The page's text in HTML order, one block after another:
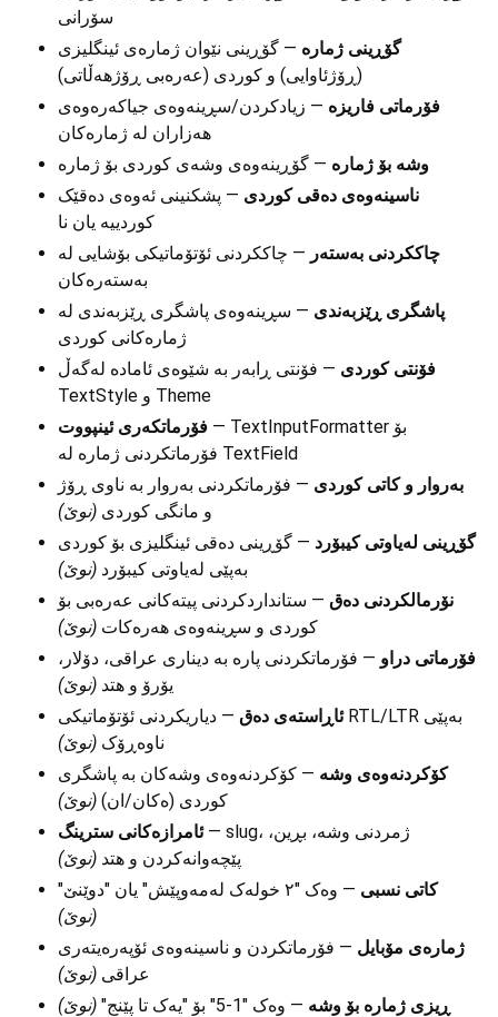
سۆرانی
گۆڕینی ژمارە — گۆڕینی نێوان ژمارەی ئینگلیزی
(ڕۆژئاوایی) و کوردی (عەرەبی ڕۆژهەڵاتی)
فۆرماتی فاریزە — زیادکردن/سڕینەوەی جیاکەرەوەی
هەزاران لە ژمارەکان
وشە بۆ ژمارە — گۆڕینەوەی وشەی کوردی بۆ ژمارە
ناسینەوەی دەقی کوردی — پشکنینی ئەوەی دەقێک
کوردییە یان نا
چاککردنی بەستەر — چاککردنی ئۆتۆماتیکی بۆشایی لە
بەستەرەکان
پاشگری ڕێزبەندی — سڕینەوەی پاشگری ڕێزبەندی لە
ژمارەکانی کوردی
فۆنتی کوردی — فۆنتی ڕابەر بە شێوەی ئامادە لەگەڵ
TextStyle و Theme
فۆرماتکەری ئینپووت — TextInputFormatter بۆ
فۆرماتکردنی ژمارە لە TextField
بەروار و کاتی کوردی — فۆرماتکردنی بەروار بە ناوی ڕۆژ
و مانگی کوردی (نوێ)
گۆڕینی لەیاوتی کیبۆرد — گۆڕینی دەقی ئینگلیزی بۆ کوردی
بەپێی لەیاوتی کیبۆرد (نوێ)
نۆرمالکردنی دەق — ستانداردکردنی پیتەکانی عەرەبی بۆ
کوردی و سڕینەوەی هەرەکات (نوێ)
فۆرماتی دراو — فۆرماتکردنی پارە بە دیناری عراقی، دۆلار،
یۆرۆ و هتد (نوێ)
ئاڕاستەی دەق — دیاریکردنی ئۆتۆماتیکی RTL/LTR بەپێی
ناوەڕۆک (نوێ)
کۆکردنەوەی وشە — کۆکردنەوەی وشەکان بە پاشگری
کوردی (ەکان/ان) (نوێ)
ئامرازەکانی سترینگ— slug، ژمردنی وشە، بڕین،
پێچەوانەکردن و هتد (نوێ)
کاتی نسبی — وەک "٢ خولەک لەمەوپێش" یان "دوێنێ"
(نوێ)
ژمارەی مۆبایل — فۆرماتکردن و ناسینەوەی ئۆپەرەیتەری
عراقی (نوێ)
ڕیزی ژمارە بۆ وشە — وەک "1-5" بۆ "یەک تا پێنج"
(نوێ)